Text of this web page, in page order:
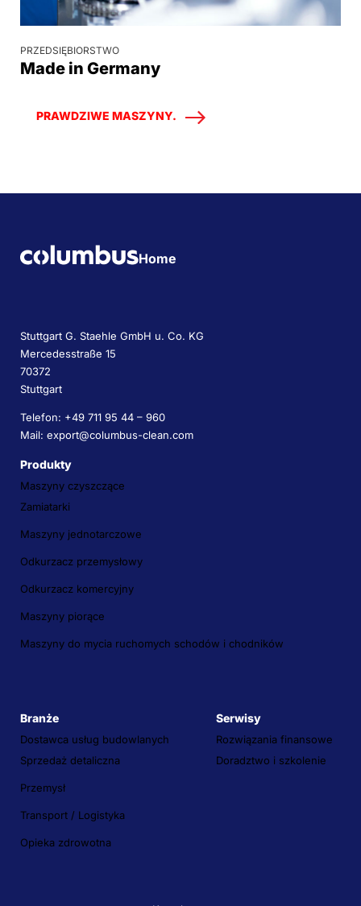
PRZEDSIĘBIORSTWO
Made in Germany
PRAWDZIWE MASZYNY.
Home
Stuttgart G. Staehle GmbH u. Co. KG
Mercedesstraße 15
70372
Stuttgart
Telefon: +49 711 95 44 – 960
Mail: export@columbus-clean.com
Produkty
Maszyny czyszczące
Zamiatarki
Maszyny jednotarczowe
Odkurzacz przemysłowy
Odkurzacz komercyjny
Maszyny piorące
Maszyny do mycia ruchomych schodów i chodników
Branże
Dostawca usług budowlanych
Sprzedaż detaliczna
Przemysł
Transport / Logistyka
Opieka zdrowotna
Serwisy
Rozwiązania finansowe
Doradztwo i szkolenie